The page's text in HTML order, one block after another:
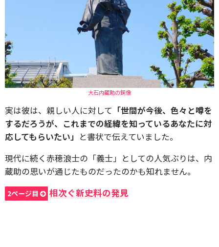
大石内蔵助の銅像
実は彼は、親しい人に対して 「世間が今後、色々と噂を
するだろうが、これまでの経緯を知っているあなたに対
応してもらいたい」 と書状で伝えていました。
現代に続く赤穂浪士の「義士」としての人気ぶりは、内
蔵助の思いが通じたものだったのかも知れません。
2ページ目 相次ぐ新史料の発見